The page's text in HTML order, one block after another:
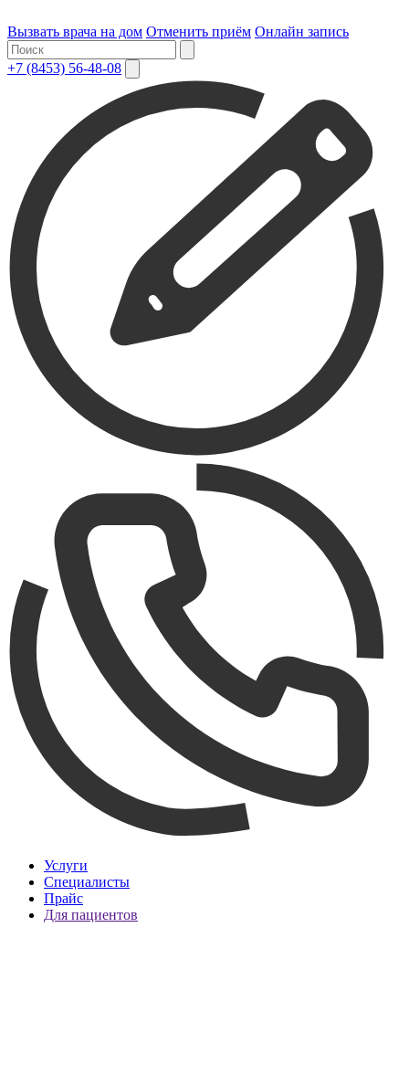
Вызвать врача на дом Отменить приём Онлайн запись
+7 (8453) 56-48-08
Услуги
Специалисты
Прайс
Для пациентов